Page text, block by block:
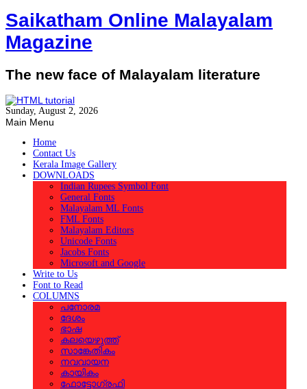
Saikatham Online Malayalam
Magazine
The new face of Malayalam literature
Sunday, August 2, 2026
Main Menu
Home
Contact Us
Kerala Image Gallery
DOWNLOADS
Indian Rupees Symbol Font
General Fonts
Malayalam ML Fonts
FML Fonts
Malayalam Editors
Unicode Fonts
Jacobs Fonts
Microsoft and Google
Write to Us
Font to Read
COLUMNS
പനോരമ
ദേശം
ഭാഷ
കലയെഴുത്ത്
സാങ്കേതികം
നവവായന
കായികം
ഫോട്ടോഗ്രഫി